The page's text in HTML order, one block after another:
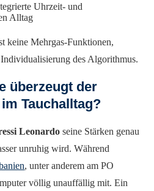
Uhrzeit- und
Alltag
keine Mehrgas-Funktionen,
des Algorithmus.
überzeugt der
Tauchalltag?
Leonardo seine Stärken genau
unruhig wird. Während
, unter anderem am PO
völlig unauffällig mit. Ein